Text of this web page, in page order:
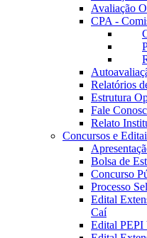
Avaliação
CPA -
Relatórios
Estrutura
Fale
Relato
Concursos e
Bolsa de
Concurso
Processo
Edital
Caí
Edital PEPI